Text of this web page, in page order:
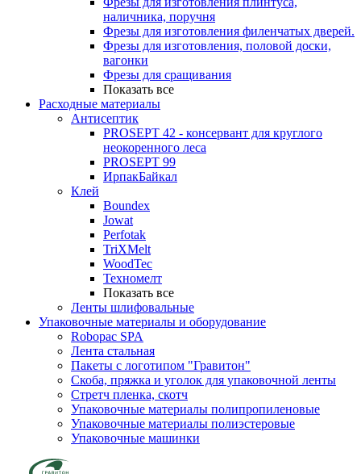
наличника, поручня
Фрезы для изготовления филенчатых дверей.
Фрезы для изготовления, половой доски,
вагонки
Фрезы для сращивания
Показать все
Расходные материалы
Антисептик
PROSEPT 42 - консервант для круглого
неокоренного леса
PROSEPT 99
ИрпакБайкал
Клей
Boundex
Jowat
Perfotak
TriXMelt
WoodTec
Техномелт
Показать все
Ленты шлифовальные
Упаковочные материалы и оборудование
Robopac SPA
Лента стальная
Пакеты с логотипом "Гравитон"
Скоба, пряжка и уголок для упаковочной ленты
Стретч пленка, скотч
Упаковочные материалы полипропиленовые
Упаковочные материалы полиэстеровые
Упаковочные машинки